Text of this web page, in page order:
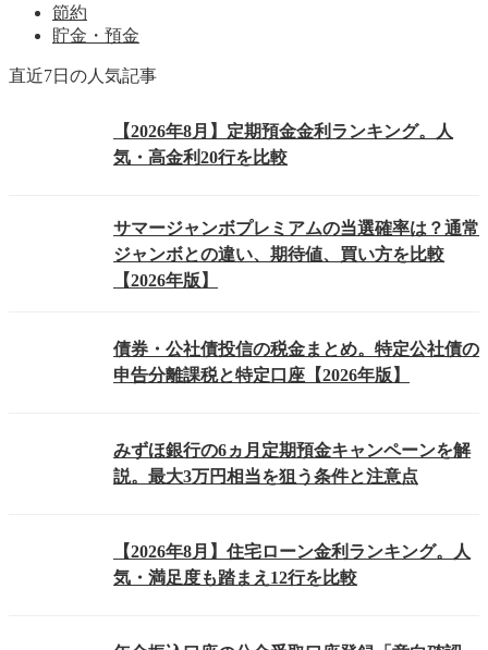
節約
貯金・預金
直近7日の人気記事
【2026年8月】定期預金金利ランキング。人
気・高金利20行を比較
サマージャンボプレミアムの当選確率は？通常
ジャンボとの違い、期待値、買い方を比較
【2026年版】
債券・公社債投信の税金まとめ。特定公社債の
申告分離課税と特定口座【2026年版】
みずほ銀行の6ヵ月定期預金キャンペーンを解
説。最大3万円相当を狙う条件と注意点
【2026年8月】住宅ローン金利ランキング。人
気・満足度も踏まえ12行を比較